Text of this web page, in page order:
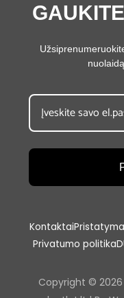
Kontaktai
Privatumo politika
Copyright © 2026